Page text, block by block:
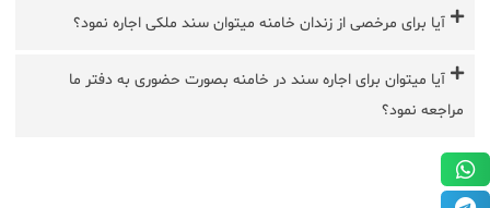
آیا برای مرخصی از زندان خامنه میتوان سند ملکی اجاره نمود؟
آیا میتوان برای اجاره سند در خامنه بصورت حضوری به دفتر ما
مراجعه نمود؟